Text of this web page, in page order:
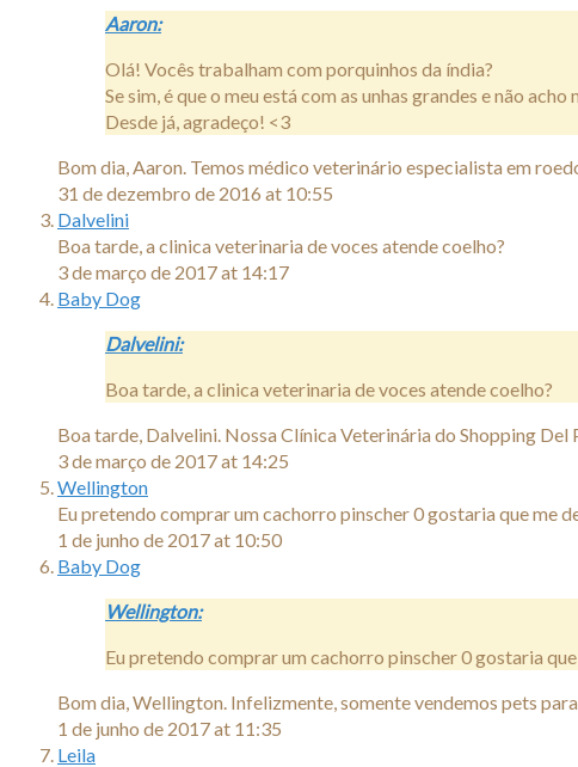
Aaron:
Olá! Vocês trabalham com porquinhos da índia?
Se sim, é que o meu está com as unhas grandes e não
Desde já, agradeço! <3
Bom dia, Aaron. Temos médico veterinário especialista em
31 de dezembro de 2016 at 10:55
Dalvelini
Boa tarde, a clinica veterinaria de voces atende coelho?
3 de março de 2017 at 14:17
Baby Dog
Dalvelini:
Boa tarde, a clinica veterinaria de voces atende coelho?
Boa tarde, Dalvelini. Nossa Clínica Veterinária do Shopping Del
3 de março de 2017 at 14:25
Wellington
Eu pretendo comprar um cachorro pinscher 0 gostaria que me
1 de junho de 2017 at 10:50
Baby Dog
Wellington:
Eu pretendo comprar um cachorro pinscher 0 gostaria
Bom dia, Wellington. Infelizmente, somente vendemos pets para
1 de junho de 2017 at 11:35
Leila